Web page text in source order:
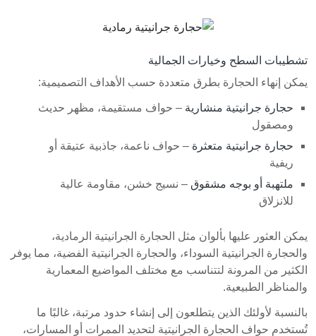
تشطيبات السطح وخيارات الجمالية
يمكن إنهاء الحجارة بطرق متعددة حسب الأهداف التصميمية:
حجارة جرانيتية منشارية – حواف مستقيمة، مظهر حديث
ومصقول
حجارة جرانيتية متعثرة – حواف ناعمة، جاذبية عتيقة أو
ريفية
ملتهبة أو بوجه مشقوق – نسيج خشن، مقاومة عالية
للانزلاق
يمكن العثور عليها بألوان مثل الحجارة الجرانيتية الرمادية،
والحجارة الجرانيتية السوداء، والحجارة الجرانيتية الفضية، مما يوفر
الكثير من المرونة لتتناسب مع مختلف المواضيع المعمارية
والمناظر الطبيعية.
بالنسبة لأولئك الذين يتطلعون إلى إنشاء حدود مرتبة، غالبًا ما
تُستخدم حواف الحجارة الجرانيتية لتحديد الممرات أو المسارات،